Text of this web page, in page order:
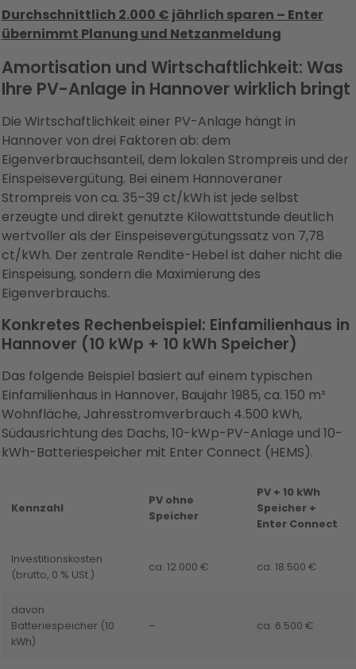
Durchschnittlich 2.000 € jährlich sparen – Enter
übernimmt Planung und Netzanmeldung
Amortisation und Wirtschaftlichkeit: Was
Ihre PV-Anlage in Hannover wirklich bringt
Die Wirtschaftlichkeit einer PV-Anlage hängt in
Hannover von drei Faktoren ab: dem
Eigenverbrauchsanteil, dem lokalen Strompreis und der
Einspeisevergütung. Bei einem Hannoveraner
Strompreis von ca. 35–39 ct/kWh ist jede selbst
erzeugte und direkt genutzte Kilowattstunde deutlich
wertvoller als der Einspeisevergütungssatz von 7,78
ct/kWh. Der zentrale Rendite-Hebel ist daher nicht die
Einspeisung, sondern die Maximierung des
Eigenverbrauchs.
Konkretes Rechenbeispiel: Einfamilienhaus in
Hannover (10 kWp + 10 kWh Speicher)
Das folgende Beispiel basiert auf einem typischen
Einfamilienhaus in Hannover, Baujahr 1985, ca. 150 m²
Wohnfläche, Jahresstromverbrauch 4.500 kWh,
Südausrichtung des Dachs, 10-kWp-PV-Anlage und 10-
kWh-Batteriespeicher mit Enter Connect (HEMS).
Kennzahl
PV ohne
Speicher
PV + 10 kWh
Speicher +
Enter Connect
Investitionskosten
(brutto, 0 % USt.)
ca. 12.000 € ca. 18.500 €
davon
Batteriespeicher (10
kWh)
– ca. 6.500 €